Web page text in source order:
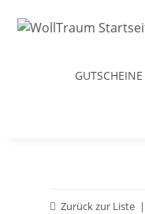
GUTSCHEINE
Zurück zur Liste